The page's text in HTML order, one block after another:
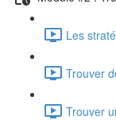
Les
Trouver
Trouver